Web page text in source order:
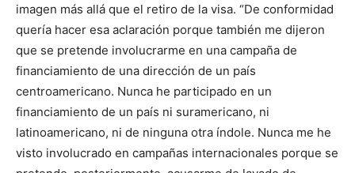
imagen más allá que el retiro de la visa. “De conformidad
quería hacer esa aclaración porque también me dijeron
que se pretende involucrarme en una campaña de
financiamiento de una dirección de un país
centroamericano. Nunca he participado en un
financiamiento de un país ni suramericano, ni
latinoamericano, ni de ninguna otra índole. Nunca me he
visto involucrado en campañas internacionales porque se